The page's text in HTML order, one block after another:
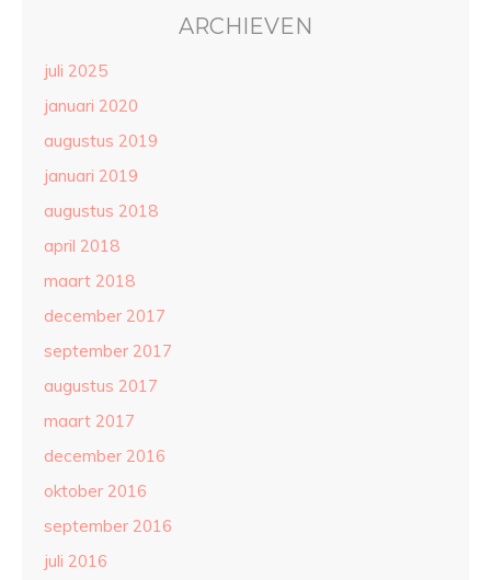
ARCHIEVEN
juli 2025
januari 2020
augustus 2019
januari 2019
augustus 2018
april 2018
maart 2018
december 2017
september 2017
augustus 2017
maart 2017
december 2016
oktober 2016
september 2016
juli 2016